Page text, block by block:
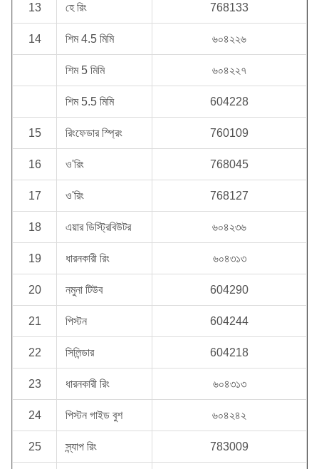
13 হে রিং 768133
14 শিম 4.5 মিমি ৬০৪২২৬
শিম 5 মিমি ৬০৪২২৭
শিম 5.5 মিমি 604228
15 রিংফেডার স্প্রিং 760109
16 ও'রিং 768045
17 ও'রিং 768127
18 এয়ার ডিস্ট্রিবিউটর ৬০৪২৩৬
19 ধারনকারী রিং ৬০৪৩১৩
20 নমুনা টিউব 604290
21 পিস্টন 604244
22 সিলিন্ডার 604218
23 ধারনকারী রিং ৬০৪৩১৩
24 পিস্টন গাইড বুশ ৬০৪২৪২
25 স্ন্যাপ রিং 783009